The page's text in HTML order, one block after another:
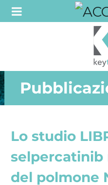
Lo studio
selpercatinib
del polmone